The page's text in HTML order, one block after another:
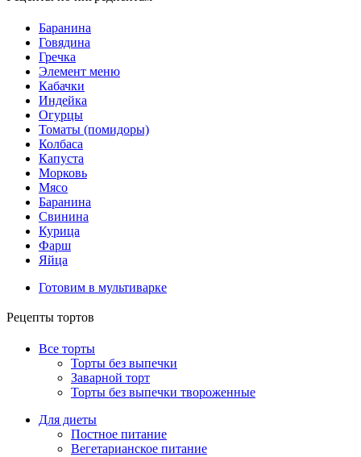
Баранина
Говядина
Гречка
Элемент меню
Кабачки
Индейка
Огурцы
Томаты (помидоры)
Колбаса
Капуста
Морковь
Мясо
Баранина
Свинина
Курица
Фарш
Яйца
Готовим в мультиварке
Рецепты тортов
Все торты
Торты без выпечки
Заварной торт
Торты без выпечки твороженные
Для диеты
Постное питание
Вегетарианское питание